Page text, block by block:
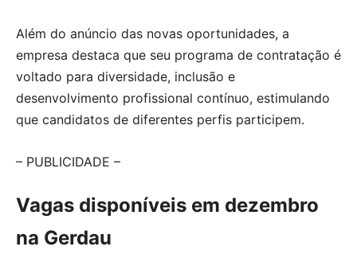
Além do anúncio das novas oportunidades, a
empresa destaca que seu programa de contratação é
voltado para diversidade, inclusão e
desenvolvimento profissional contínuo, estimulando
que candidatos de diferentes perfis participem.
– PUBLICIDADE –
Vagas disponíveis em dezembro
na Gerdau